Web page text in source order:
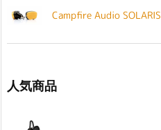
Campfire Audio SOLARIS
人気商品